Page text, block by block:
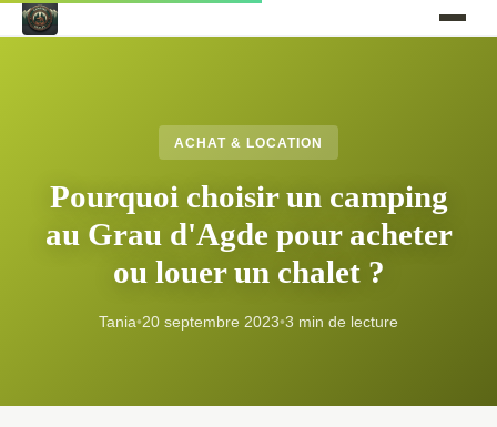
ACHAT & LOCATION
Pourquoi choisir un camping
au Grau d'Agde pour acheter
ou louer un chalet ?
Tania•20 septembre 2023•3 min de lecture